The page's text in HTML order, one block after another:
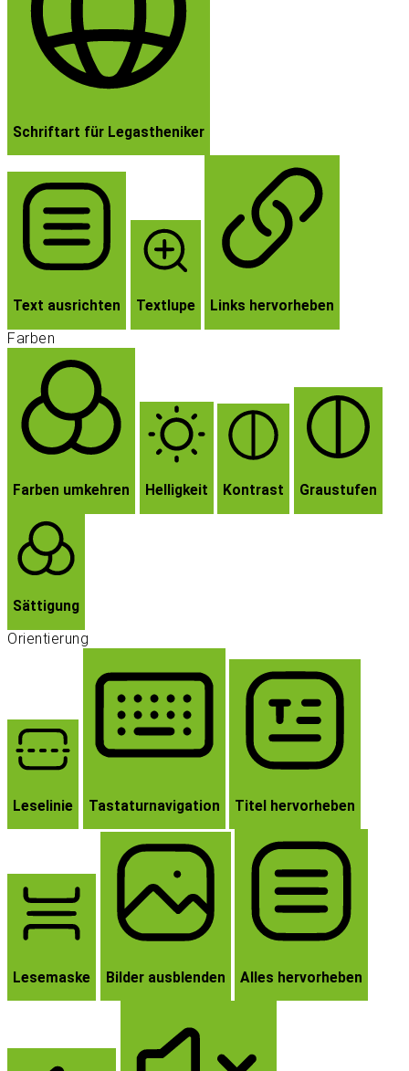
Schriftart für Legastheniker
Text ausrichten Textlupe Links hervorheben
Farben
Farben umkehren Helligkeit Kontrast Graustufen
Sättigung
Orientierung
Leselinie Tastaturnavigation Titel hervorheben
Lesemaske Bilder ausblenden Alles hervorheben